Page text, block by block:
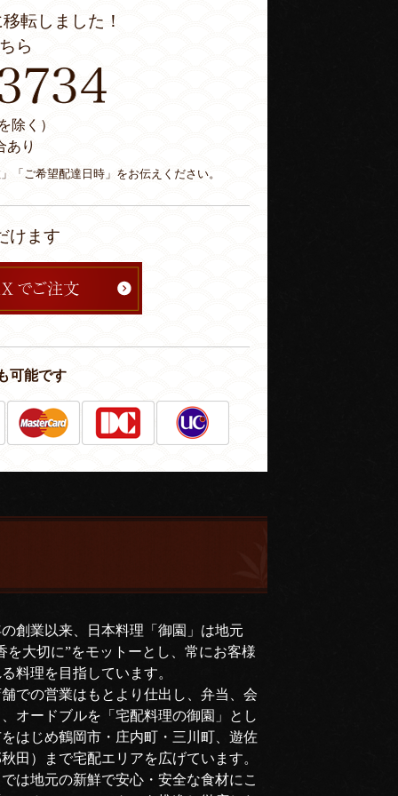
転しました！
ら
除く）
あり
「ご希望配達日時」をお伝えください。
けます
可能です
創業以来、日本料理「御園」は地元
を大切に”をモットーとし、常にお客様
料理を目指しています。
での営業はもとより仕出し、弁当、会
オードブルを「宅配料理の御園」とし
はじめ鶴岡市・庄内町・三川町、遊佐
田）まで宅配エリアを広げています。
は地元の新鮮で安心・安全な食材にこ